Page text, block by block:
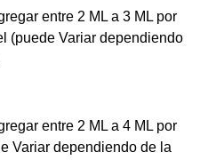
entre 2 ML a 3 ML por
(puede Variar dependiendo
entre 2 ML a 4 ML por
Variar dependiendo de la